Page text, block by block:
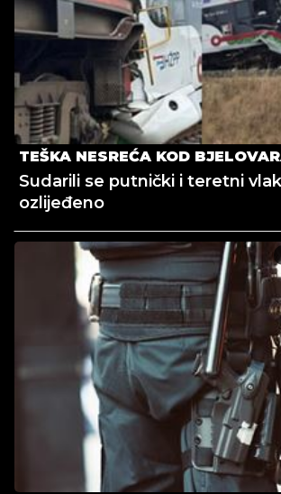
TEŠKA NESREĆA KOD
Sudarili se putnički i teretni
ozlijeđeno